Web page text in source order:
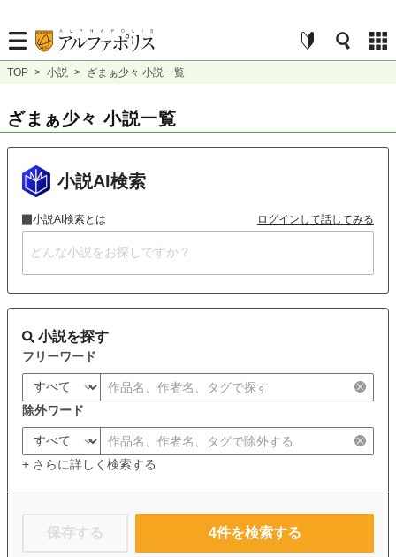
TOP > 小説 > ざまぁ少々 小説一覧
ざまぁ少々 小説一覧
小説AI検索
小説AI検索とは ログインして話してみる
小説を探す
フリーワード
除外ワード
+ さらに詳しく検索する
保存する 4件を検索する